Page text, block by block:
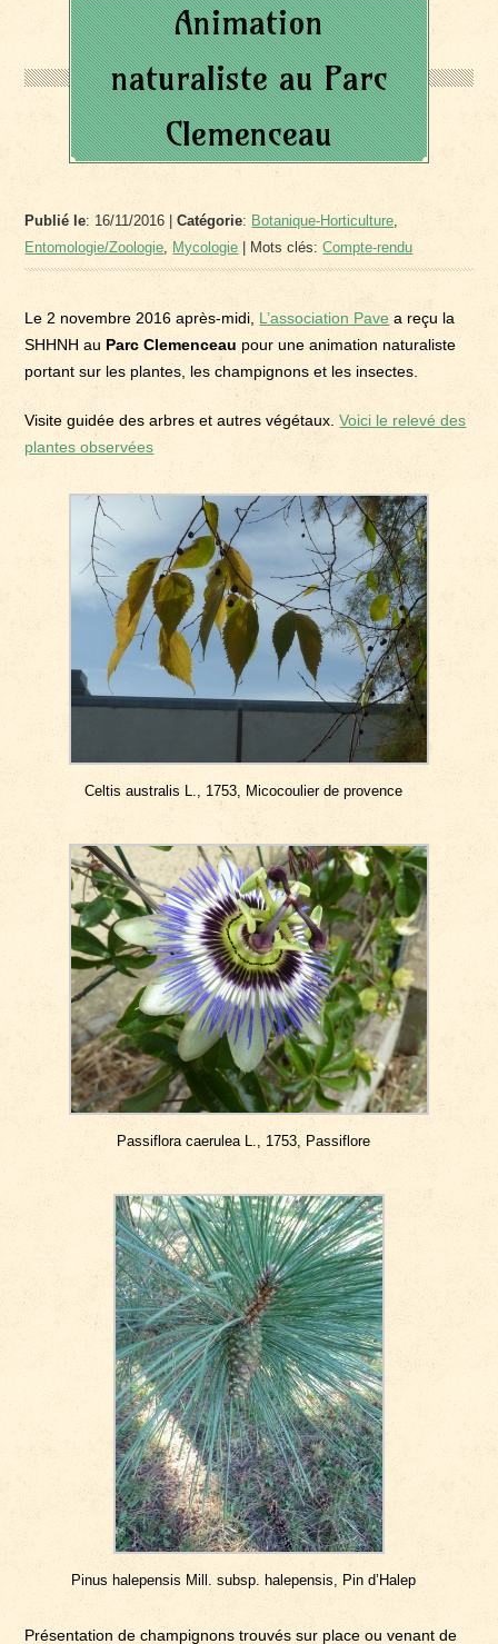
Animation
naturaliste au Parc
Clemenceau
Publié le: 16/11/2016 |Catégorie: Botanique-Horticulture,
Entomologie/Zoologie, Mycologie | Mots clés:Compte-rendu
Le 2 novembre 2016 après-midi, L’association Pave a reçu la
SHHNH au Parc Clemenceau pour une animation naturaliste
portant sur les plantes, les champignons et les insectes.
Visite guidée des arbres et autres végétaux.Voici le relevé des
plantes observées
Celtis australis L., 1753, Micocoulier de provence
Passiflora caerulea L., 1753, Passiflore
Pinus halepensis Mill. subsp. halepensis, Pin d’Halep
Présentation de champignons trouvés sur place ou venant de